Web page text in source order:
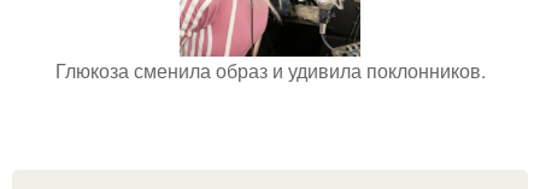
Глюкоза сменила образ и удивила поклонников.